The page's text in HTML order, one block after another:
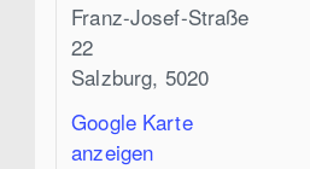
Franz-Josef-Straße
22
Salzburg, 5020
Google Karte
anzeigen